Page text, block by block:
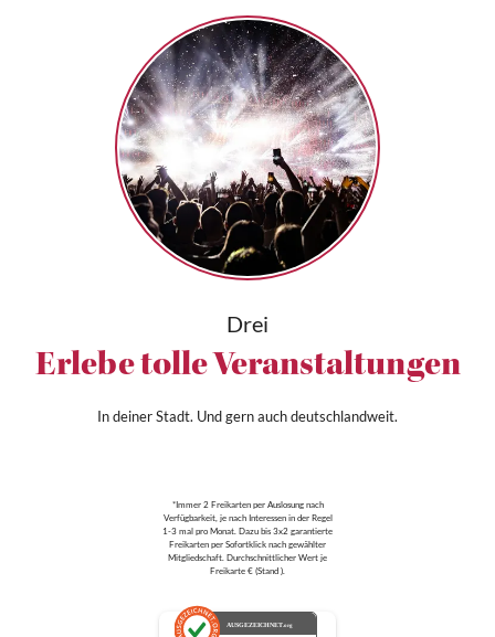
Drei
Erlebe tolle Veranstaltungen
In deiner Stadt. Und gern auch deutschlandweit.
*Immer 2 Freikarten per Auslosung nach
Verfügbarkeit, je nach Interessen in der Regel
1-3 mal pro Monat. Dazu bis 3x2 garantierte
Freikarten per Sofortklick nach gewählter
Mitgliedschaft. Durchschnittlicher Wert je
Freikarte € (Stand ).
AUSGEZEICHNET.org